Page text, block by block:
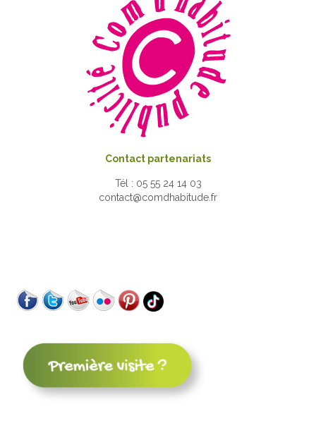
Contact partenariats
Tél : 05 55 24 14 03
contact@comdhabitude.fr